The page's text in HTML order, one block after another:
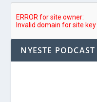
NYESTE PODCAST